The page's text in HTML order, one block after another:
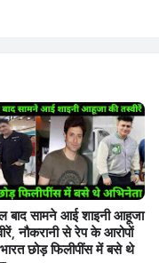
बाद सामने आई शाइनी आहूजा
नौकरानी से रेप के आरोपों
छोड़ फिलीपींस में बसे थे